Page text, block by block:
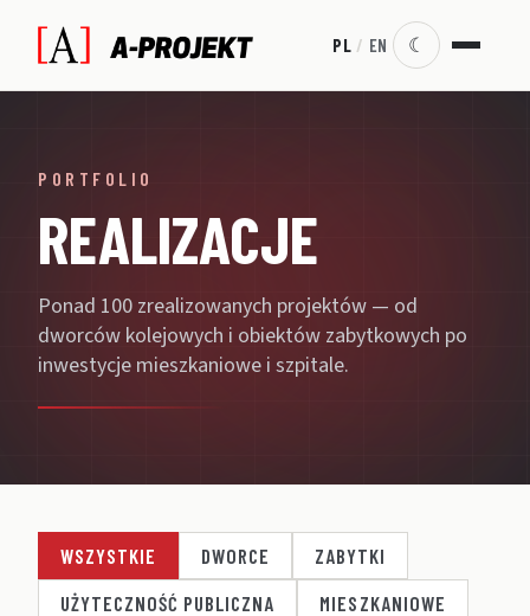
PL / EN ☾
PORTFOLIO
REALIZACJE
Ponad 100 zrealizowanych projektów — od
dworców kolejowych i obiektów zabytkowych po
inwestycje mieszkaniowe i szpitale.
WSZYSTKIE DWORCE
ZABYTKI
UŻYTECZNOŚĆ PUBLICZNA
MIESZKANIOWE